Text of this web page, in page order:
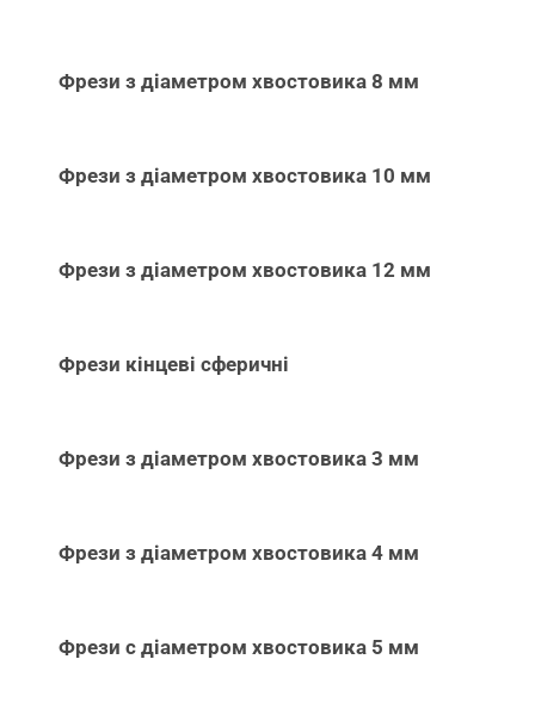
Фрези з діаметром хвостовика 8 мм
Фрези з діаметром хвостовика 10 мм
Фрези з діаметром хвостовика 12 мм
Фрези кінцеві сферичні
Фрези з діаметром хвостовика 3 мм
Фрези з діаметром хвостовика 4 мм
Фрези с діаметром хвостовика 5 мм